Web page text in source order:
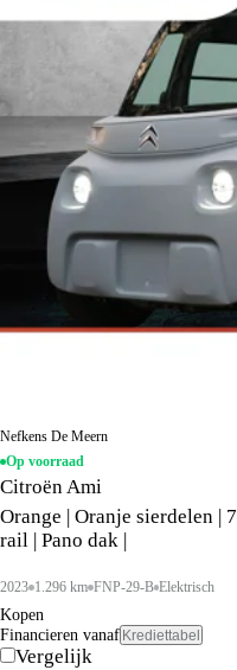
Nefkens De Meern
Op voorraad
Citroën Ami
Orange | Oranje sierdelen |
rail | Pano dak |
2023 1.296 km FNP-29-B Elektrisch
Kopen
Financieren vanaf Krediettabel
Vergelijk